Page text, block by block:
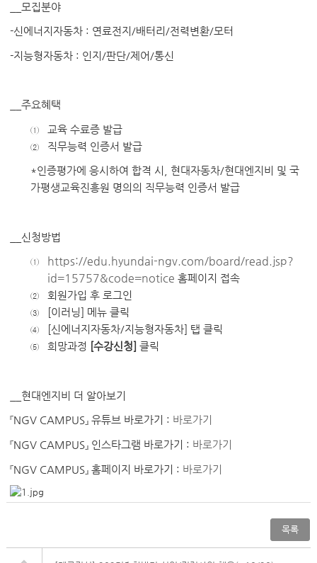
모집분야
-신에너지자동차: 연료전지/배터리/전력변환/모터
-지능형자동차: 인지/판단/제어/통신
주요혜택
① 교육 수료증 발급
② 직무능력 인증서 발급
*인증평가에 응시하여 합격 시, 현대자동차/현대엔지비 및 국
가평생교육진흥원 명의의 직무능력 인증서 발급
신청방법
①
https://edu.hyundai-ngv.com/board/read.jsp?
id=15757&code=notice 홈페이지 접속
② 회원가입 후 로그인
③ 이러닝] 메뉴 클릭
④ 신에너지자동차/지능형자동차] 탭 클릭
⑤ 희망과정 [수강신청] 클릭
현대엔지비 더 알아보기
『NGV CAMPUS』 유튜브 바로가기 : 바로가기
『NGV CAMPUS』 인스타그램 바로가기 : 바로가기
『NGV CAMPUS』 홈페이지 바로가기 : 바로가기
목록